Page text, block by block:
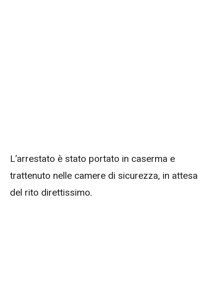
L’arrestato è stato portato in caserma e
trattenuto nelle camere di sicurezza, in attesa
del rito direttissimo.